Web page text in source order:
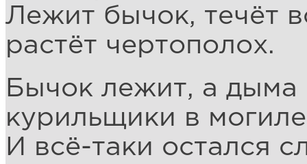
Лежит бычок, течёт
растёт чертополох.
Бычок лежит, а дыма
курильщики в могиле
И всё-таки остался